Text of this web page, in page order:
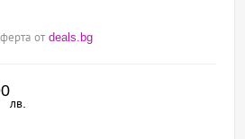
от deals.bg
лв.